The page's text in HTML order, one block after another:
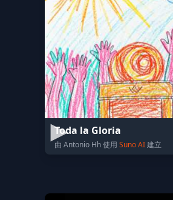
Toda la Gloria
由 Antonio Hh 使用 Suno AI建立